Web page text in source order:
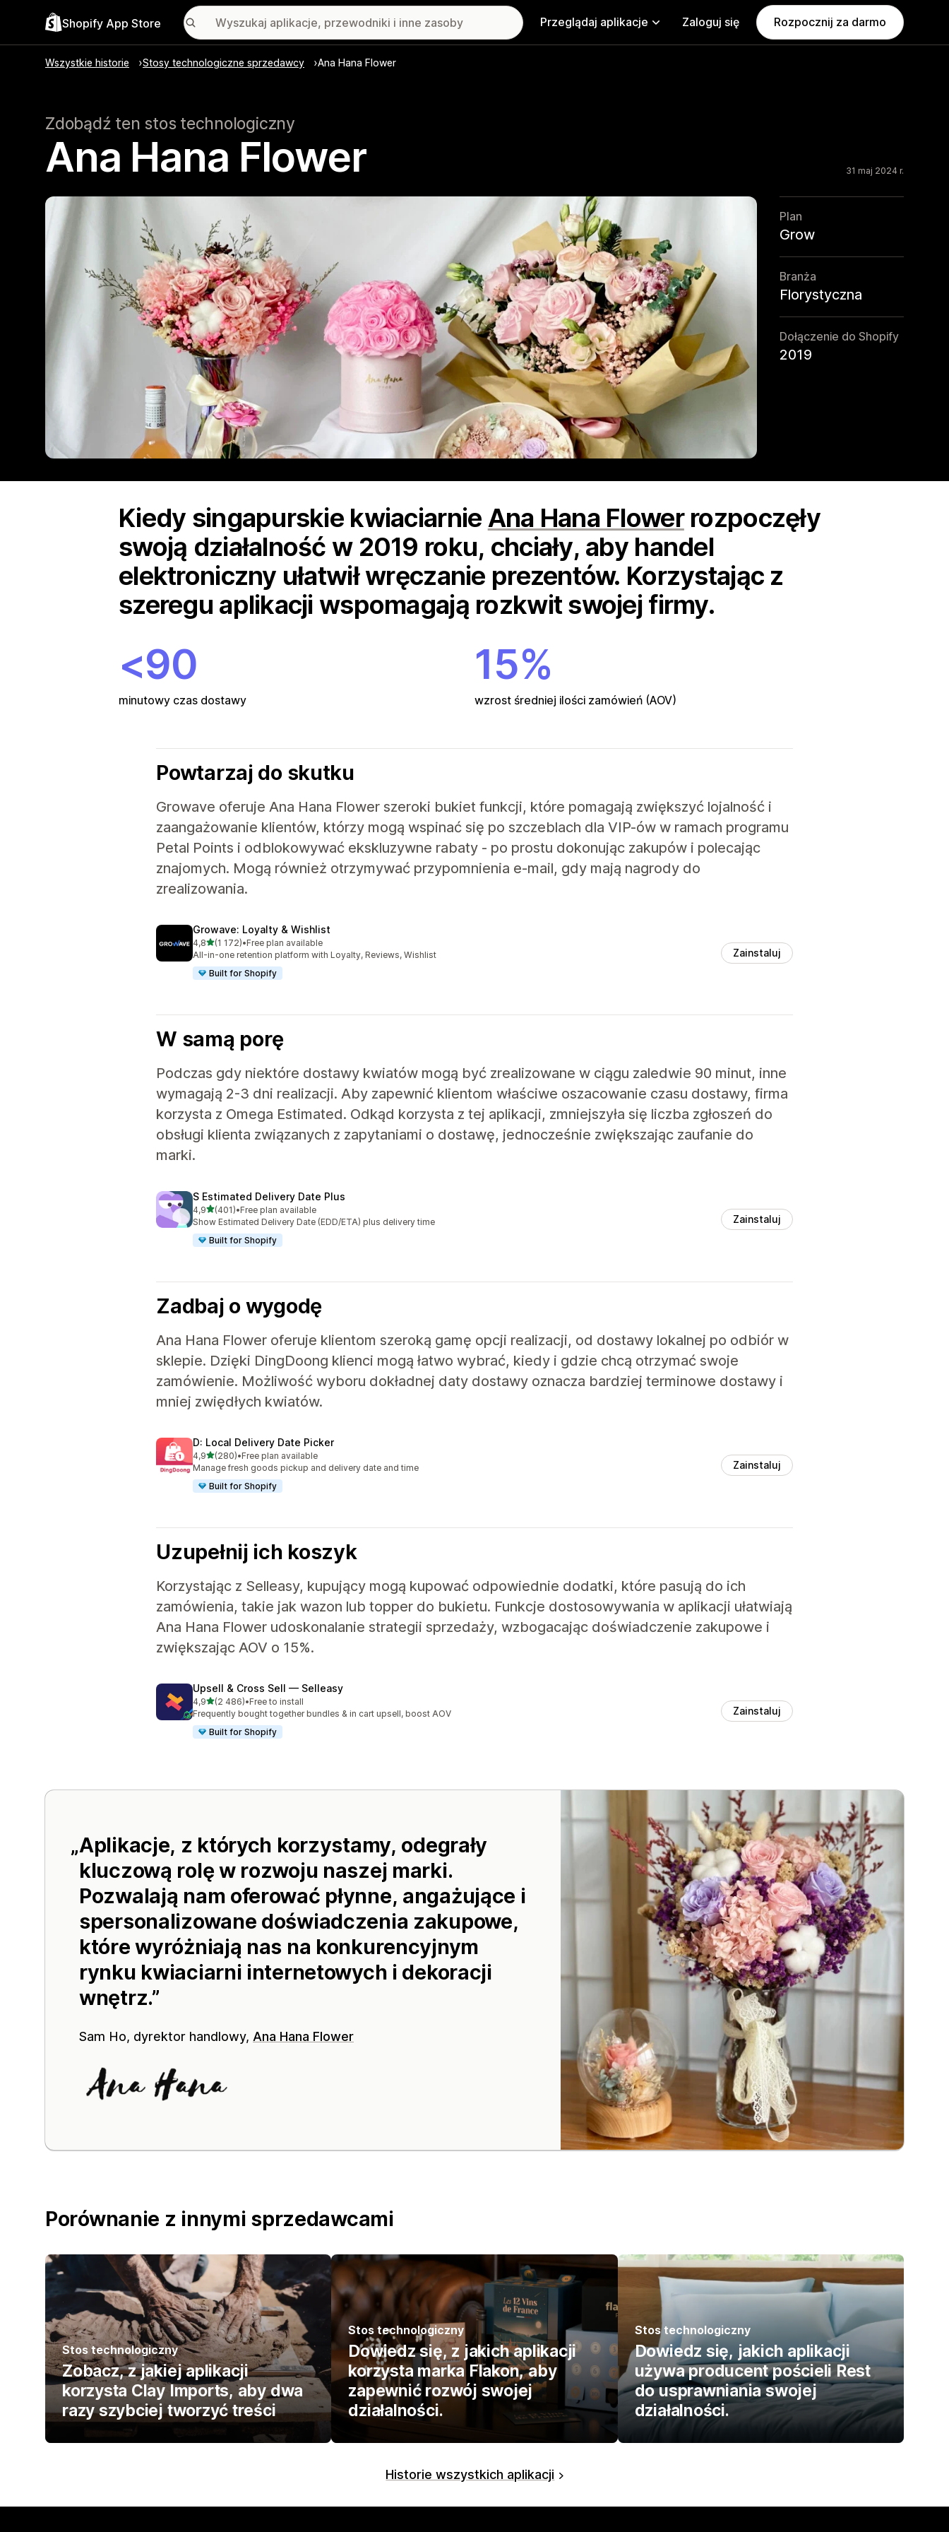
Shopify App Store Przeglądaj aplikacje Zaloguj się Rozpocznij za darmo
Wszystkie historie Stosy technologiczne sprzedawcy Ana Hana Flower
Zdobądź ten stos technologiczny
Ana Hana Flower 31 maj 2024 r.
Plan
Grow
Branża
Florystyczna
Dołączenie do Shopify
2019
Kiedy singapurskie kwiaciarnie Ana Hana Flowerrozpoczęły
swoją działalność w 2019 roku, chciały, aby handel
elektroniczny ułatwił wręczanie prezentów. Korzystając z
szeregu aplikacji wspomagają rozkwit swojej firmy.
<90
minutowy czas dostawy
15%
wzrost średniej ilości zamówień (AOV)
Powtarzaj do skutku
Growave oferuje Ana Hana Flower szeroki bukiet funkcji, które pomagają zwiększyć lojalność i
zaangażowanie klientów, którzy mogą wspinać się po szczeblach dla VIP-ów w ramach programu
Petal Points i odblokowywać ekskluzywne rabaty - po prostu dokonując zakupów i polecając
znajomych. Mogą również otrzymywać przypomnienia e-mail, gdy mają nagrody do
zrealizowania.
Growave: Loyalty & Wishlist
4,8na 5 gwiazdek
(1 172)
Łączna liczba recenzji: 1172
•Free plan available
All-in-one retention platform with Loyalty, Reviews, Wishlist
Built for Shopify
Zainstaluj
W samą porę
Podczas gdy niektóre dostawy kwiatów mogą być zrealizowane w ciągu zaledwie 90 minut, inne
wymagają 2-3 dni realizacji. Aby zapewnić klientom właściwe oszacowanie czasu dostawy, firma
korzysta z Omega Estimated. Odkąd korzysta z tej aplikacji, zmniejszyła się liczba zgłoszeń do
obsługi klienta związanych z zapytaniami o dostawę, jednocześnie zwiększając zaufanie do
marki.
S Estimated Delivery Date Plus
4,9na 5 gwiazdek
(401)
Łączna liczba recenzji: 401
•Free plan available
Show Estimated Delivery Date (EDD/ETA) plus delivery time
Built for Shopify
Zainstaluj
Zadbaj o wygodę
Ana Hana Flower oferuje klientom szeroką gamę opcji realizacji, od dostawy lokalnej po odbiór w
sklepie. Dzięki DingDoong klienci mogą łatwo wybrać, kiedy i gdzie chcą otrzymać swoje
zamówienie. Możliwość wyboru dokładnej daty dostawy oznacza bardziej terminowe dostawy i
mniej zwiędłych kwiatów.
D: Local Delivery Date Picker
4,9na 5 gwiazdek
(280)
Łączna liczba recenzji: 280
•Free plan available
Manage fresh goods pickup and delivery date and time
Built for Shopify
Zainstaluj
Uzupełnij ich koszyk
Korzystając z Selleasy, kupujący mogą kupować odpowiednie dodatki, które pasują do ich
zamówienia, takie jak wazon lub topper do bukietu. Funkcje dostosowywania w aplikacji ułatwiają
Ana Hana Flower udoskonalanie strategii sprzedaży, wzbogacając doświadczenie zakupowe i
zwiększając AOV o 15%.
Upsell & Cross Sell — Selleasy
4,9na 5 gwiazdek
(2 486)
Łączna liczba recenzji: 2486
•Free to install
Frequently bought together bundles & in cart upsell, boost AOV
Built for Shopify
Zainstaluj
Aplikacje, z których korzystamy, odegrały
kluczową rolę w rozwoju naszej marki.
Pozwalają nam oferować płynne, angażujące i
spersonalizowane doświadczenia zakupowe,
które wyróżniają nas na konkurencyjnym
rynku kwiaciarni internetowych i dekoracji
wnętrz.
Sam Ho, dyrektor handlowy, Ana Hana Flower
Porównanie z innymi sprzedawcami
Stos technologiczny
Zobacz, z jakiej aplikacji
korzysta Clay Imports, aby dwa
razy szybciej tworzyć treści
Stos technologiczny
Dowiedz się, z jakich aplikacji
korzysta marka Flakon, aby
zapewnić rozwój swojej
działalności.
Stos technologiczny
Dowiedz się, jakich aplikacji
używa producent pościeli Rest
do usprawniania swojej
działalności.
Historie wszystkich aplikacji